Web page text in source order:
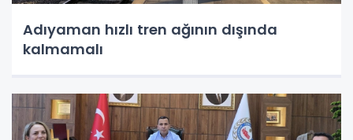
Adıyaman hızlı tren ağının dışında
kalmamalı